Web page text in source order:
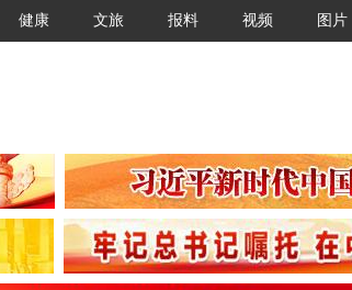
健康 文旅 报料 视频 图片